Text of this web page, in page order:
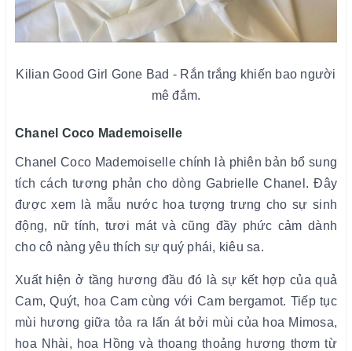
Kilian Good Girl Gone Bad - Rắn trắng khiến bao người
mê đắm.
Chanel Coco Mademoiselle
Chanel Coco Mademoiselle chính là phiên bản bổ sung
tích cách tương phản cho dòng Gabrielle Chanel. Đây
được xem là mẫu nước hoa tượng trưng cho sự sinh
động, nữ tính, tươi mát và cũng đầy phức cảm dành
cho cô nàng yêu thích sự quý phái, kiêu sa.
Xuất hiện ở tầng hương đầu đó là sự kết hợp của quả
Cam, Quýt, hoa Cam cùng với Cam bergamot. Tiếp tục
mùi hương giữa tỏa ra lấn át bởi mùi của hoa Mimosa,
hoa Nhài, hoa Hồng và thoang thoảng hương thơm từ